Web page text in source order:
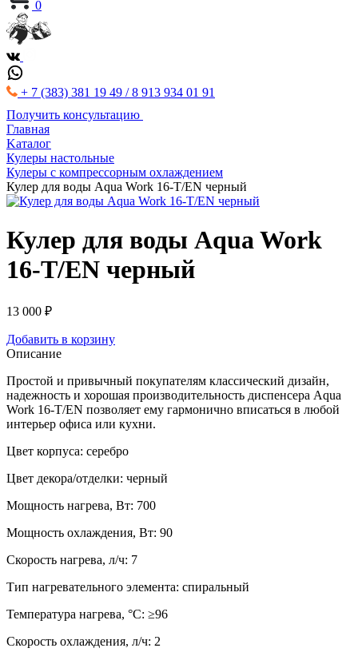
0
+ 7 (383) 381 19 49 / 8 913 934 01 91
Получить консультацию
Главная
Kаталог
Кулеры настольные
Кулеры с компрессорным охлаждением
Кулер для воды Aqua Work 16-T/EN черный
Кулер для воды Aqua Work
16-T/EN черный
13 000 ₽
Добавить в корзину
Описание
Простой и привычный покупателям классический дизайн,
надежность и хорошая производительность диспенсера Aqua
Work 16-T/EN позволяет ему гармонично вписаться в любой
интерьер офиса или кухни.
Цвет корпуса: серебро
Цвет декора/отделки: черный
Мощность нагрева, Вт: 700
Мощность охлаждения, Вт: 90
Скорость нагрева, л/ч: 7
Тип нагревательного элемента: спиральный
Температура нагрева, °С: ≥96
Скорость охлаждения, л/ч: 2